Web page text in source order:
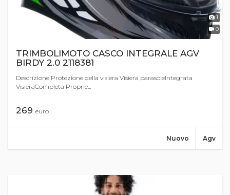
1
0
TRIMBOLIMOTO CASCO INTEGRALE AGV
BIRDY 2.0 2118381
Descrizione Protezione della visiera Visiera parasoleIntegrata
VisieraCompleta Proprie...
269 euro
Agv
Nuovo